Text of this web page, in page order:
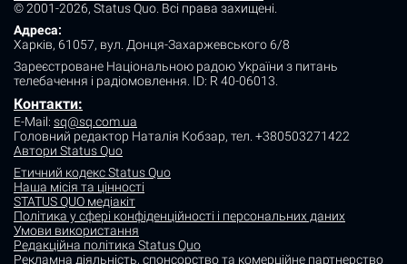
© 2001-2026, Status Quo. Всі права захищені.
Адреса:
Харків, 61057, вул. Донця-Захаржевського 6/8
Зареєстроване Національною радою України з питань
телебачення і радіомовлення. ID: R 40-06013.
Контакти:
E-Mail: sq@sq.com.ua
Головний редактор Наталія Кобзар, тел. +380503271422
Автори Status Quo
Етичний кодекс Status Quo
Наша місія та цінності
STATUS QUO медіакіт
Політика у сфері конфіденційності і персональних даних
Умови використання
Редакційна політика Status Quo
Рекламна діяльність, спонсорство та комерційне партнерство